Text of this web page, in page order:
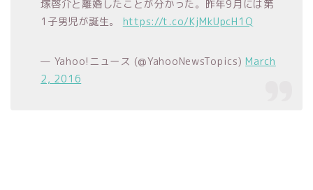
塚啓介と離婚したことが分かった。昨年9月には第
1子男児が誕生。 https://t.co/KjMkUpcH1Q
— Yahoo!ニュース (@YahooNewsTopics)March
2, 2016